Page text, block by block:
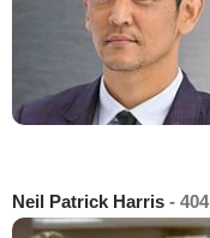
Neil Patrick Harris - 404